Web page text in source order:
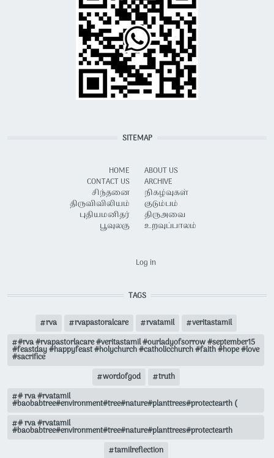
SITEMAP
HOME
CONTACT US
சிந்தனை
திருவிவிலியம்
புதியமனிதர்
பூவுலகு
ABOUT US
ARCHIVE
நிகழ்வுகள்
குடும்பம்
திருஅவை
உறவுப்பாலம்
Log in
TAGS
rva rvapastoralcare rvatamil
veritastamil
#rva #rvapastorlacare #veritastamil #ourladyofsorrow #september15
#feastday #happyfeast #holychurch #catholicchurch #faith #hope #love
#sacrifice
wordofgod
truth
# rva #rvatamil
#baobabtree#environment#tree#nature#planttrees#protectearth (
# rva #rvatamil
#baobabtree#environment#tree#nature#planttrees#protectearth
tamilreflection